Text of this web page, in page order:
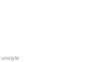
unstyle